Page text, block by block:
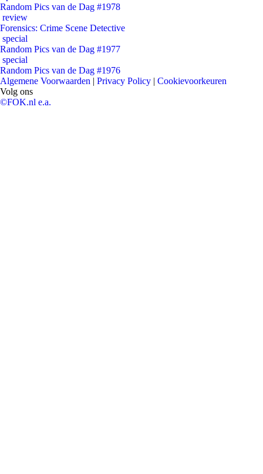
Random Pics van de Dag #1978
review
Forensics: Crime Scene Detective
special
Random Pics van de Dag #1977
special
Random Pics van de Dag #1976
Algemene Voorwaarden | Privacy Policy | Cookievoorkeuren
Volg ons
©FOK.nl e.a.